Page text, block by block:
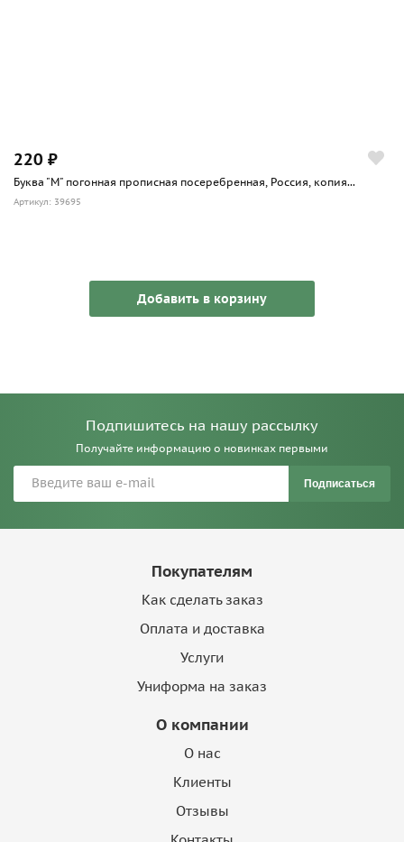
220 ₽
Буква "М" погонная прописная посеребренная, Россия, копия...
Артикул: 39695
Добавить в корзину
Подпишитесь на нашу рассылку
Получайте информацию о новинках первыми
Подписаться
Покупателям
Как сделать заказ
Оплата и доставка
Услуги
Униформа на заказ
О компании
О нас
Клиенты
Отзывы